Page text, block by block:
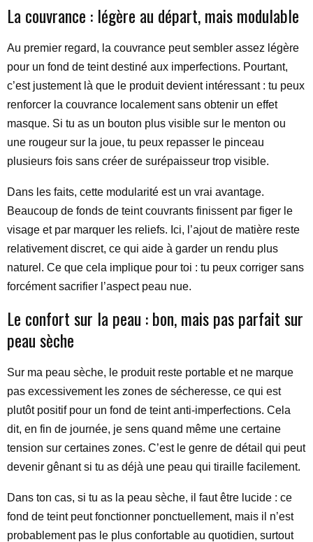
La couvrance : légère au départ, mais modulable
Au premier regard, la couvrance peut sembler assez légère
pour un fond de teint destiné aux imperfections. Pourtant,
c’est justement là que le produit devient intéressant : tu peux
renforcer la couvrance localement sans obtenir un effet
masque. Si tu as un bouton plus visible sur le menton ou
une rougeur sur la joue, tu peux repasser le pinceau
plusieurs fois sans créer de surépaisseur trop visible.
Dans les faits, cette modularité est un vrai avantage.
Beaucoup de fonds de teint couvrants finissent par figer le
visage et par marquer les reliefs. Ici, l’ajout de matière reste
relativement discret, ce qui aide à garder un rendu plus
naturel. Ce que cela implique pour toi : tu peux corriger sans
forcément sacrifier l’aspect peau nue.
Le confort sur la peau : bon, mais pas parfait sur
peau sèche
Sur ma peau sèche, le produit reste portable et ne marque
pas excessivement les zones de sécheresse, ce qui est
plutôt positif pour un fond de teint anti-imperfections. Cela
dit, en fin de journée, je sens quand même une certaine
tension sur certaines zones. C’est le genre de détail qui peut
devenir gênant si tu as déjà une peau qui tiraille facilement.
Dans ton cas, si tu as la peau sèche, il faut être lucide : ce
fond de teint peut fonctionner ponctuellement, mais il n’est
probablement pas le plus confortable au quotidien, surtout